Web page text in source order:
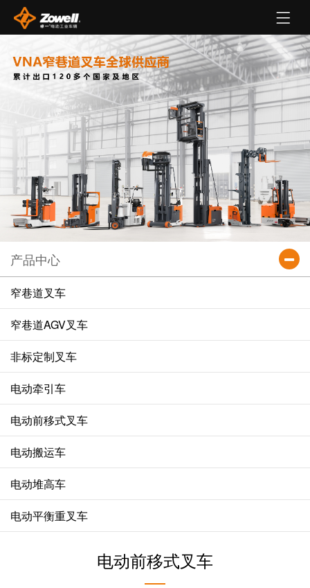
产品中心
窄巷道叉车
窄巷道AGV叉车
非标定制叉车
电动牵引车
电动前移式叉车
电动搬运车
电动堆高车
电动平衡重叉车
电动前移式叉车